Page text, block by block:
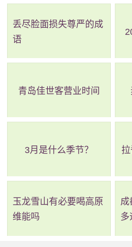
5、带上一些食物：虽然园区
时候不会过于严格严查，因此自带
零食。
可以让你更加舒适地游玩。
丢尽脸面损失尊严的成
语
青岛佳世客营业时间
3月是什么季节？
玉龙雪山有必要喝高原
维能吗
成
多